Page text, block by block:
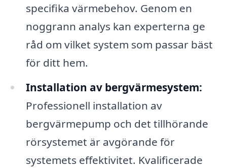
specifika värmebehov. Genom en
noggrann analys kan experterna ge
råd om vilket system som passar bäst
för ditt hem.
Installation av bergvärmesystem:
Professionell installation av
bergvärmepump och det tillhörande
rörsystemet är avgörande för
systemets effektivitet. Kvalificerade